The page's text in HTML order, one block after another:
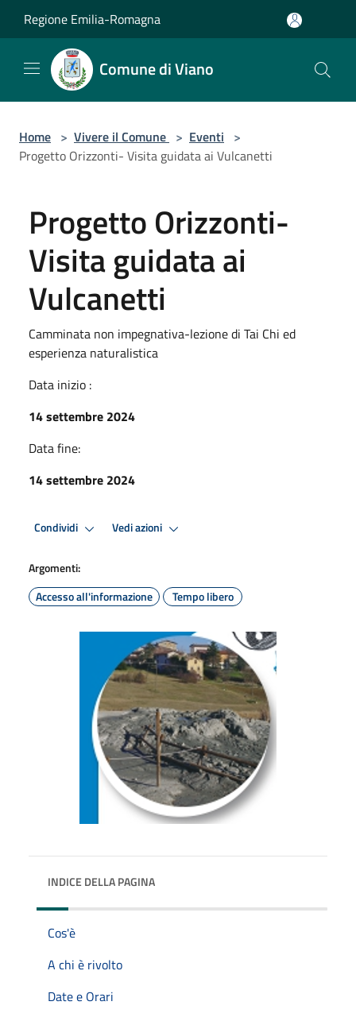
Regione Emilia-Romagna
Comune di Viano
Home > Vivere il Comune > Eventi >
Progetto Orizzonti- Visita guidata ai Vulcanetti
Progetto Orizzonti-
Visita guidata ai
Vulcanetti
Camminata non impegnativa-lezione di Tai Chi ed
esperienza naturalistica
Data inizio :
14 settembre 2024
Data fine:
14 settembre 2024
Condividi Vedi azioni
Argomenti:
Accesso all'informazione
Tempo libero
INDICE DELLA PAGINA
Cos'è
A chi è rivolto
Date e Orari